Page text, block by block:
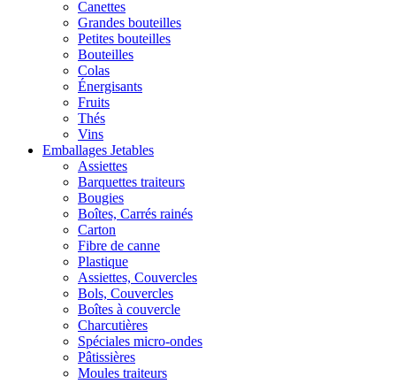
Canettes
Grandes bouteilles
Petites bouteilles
Bouteilles
Colas
Énergisants
Fruits
Thés
Vins
Emballages Jetables
Assiettes
Barquettes traiteurs
Bougies
Boîtes, Carrés rainés
Carton
Fibre de canne
Plastique
Assiettes, Couvercles
Bols, Couvercles
Boîtes à couvercle
Charcutières
Spéciales micro-ondes
Pâtissières
Moules traiteurs